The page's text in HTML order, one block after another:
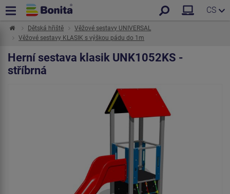
CS
Dětská hřiště
Věžové sestavy UNIVERSAL
Věžové sestavy KLASIK s výškou pádu do 1m
Herní sestava klasik UNK1052KS -
stříbrná